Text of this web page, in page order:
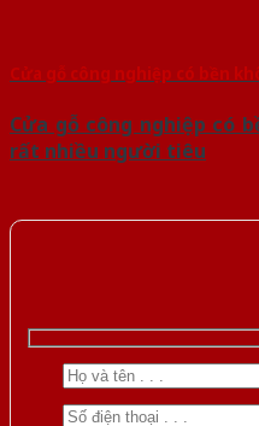
Cửa gỗ công nghiệp có bền
Cửa gỗ công nghiệp có
rất nhiều người tiêu